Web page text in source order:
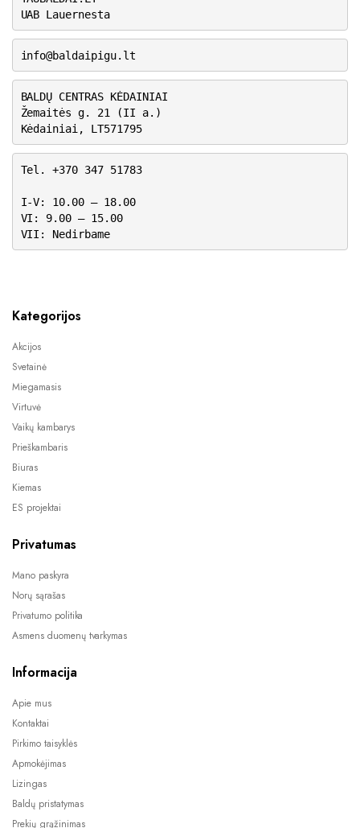
UAB Lauernesta
info@baldaipigu.lt
BALDŲ CENTRAS KĖDAINIAI
Žemaitės g. 21 (II a.)
Kėdainiai, LT571795
Tel. +370 347 51783
I-V: 10.00 – 18.00
VI: 9.00 – 15.00
VII: Nedirbame
Kategorijos
Akcijos
Svetainė
Miegamasis
Virtuvė
Vaikų kambarys
Prieškambaris
Biuras
Kiemas
ES projektai
Privatumas
Mano paskyra
Norų sąrašas
Privatumo politika
Asmens duomenų tvarkymas
Informacija
Apie mus
Kontaktai
Pirkimo taisyklės
Apmokėjimas
Lizingas
Baldų pristatymas
Prekių grąžinimas